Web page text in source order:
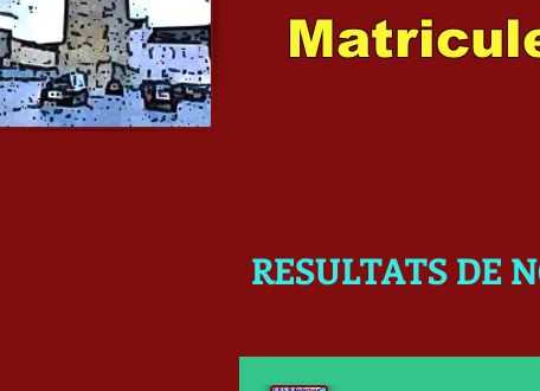
RESULTATS DE